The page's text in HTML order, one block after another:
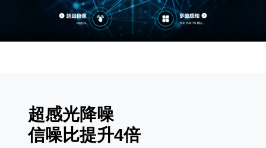
超感光降噪
信噪比提升4倍